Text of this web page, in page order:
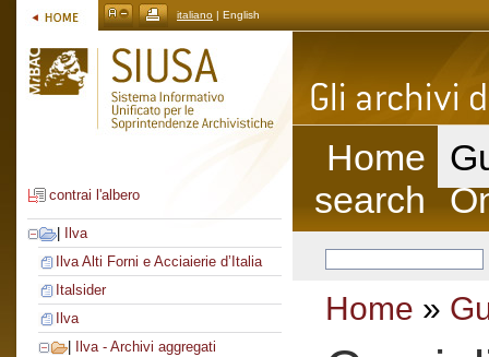
italiano | English
contrai l'albero
Ilva
Ilva Alti Forni e Acciaierie d’Italia
Italsider
Ilva
Ilva - Archivi aggregati
Home
search
Home »